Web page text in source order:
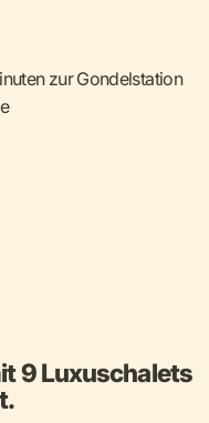
zur Gondelstation
9 Luxuschalets